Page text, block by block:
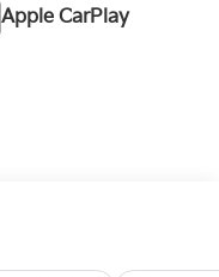
Apple CarPlay